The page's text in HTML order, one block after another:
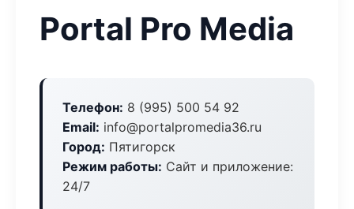
Portal Pro Media
Телефон: 8 (995) 500 54 92
Email: info@portalpromedia36.ru
Город: Пятигорск
Режим работы: Сайт и приложение:
24/7